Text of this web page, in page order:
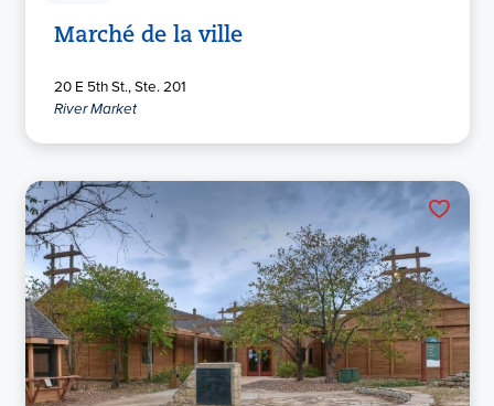
Marché de la ville
20 E 5th St., Ste. 201
River Market